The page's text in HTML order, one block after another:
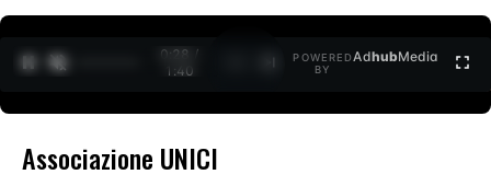
0:30 /
1:40
POWERED
BY
AdhubMedia
Associazione UNICI